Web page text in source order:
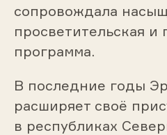
сопровождала
просветительская и
программа.
В последние годы
расширяет своё
в республиках